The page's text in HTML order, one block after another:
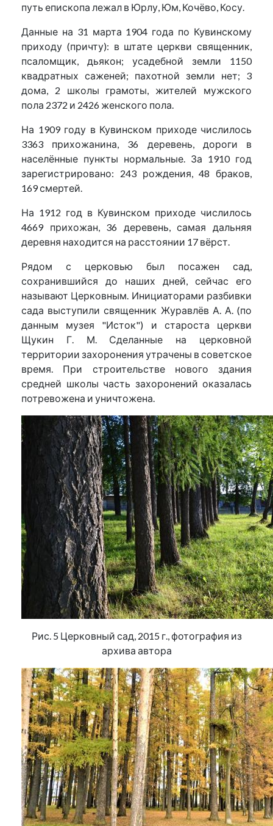
путь епископа лежал в Юрлу, Юм, Кочёво, Косу.
Данные на 31 марта 1904 года по Кувинскому
приходу (причту): в штате церкви священник,
псаломщик, дьякон; усадебной земли 1150
квадратных саженей; пахотной земли нет; 3
дома, 2 школы грамоты, жителей мужского
пола 2372 и 2426 женского пола.
На 1909 году в Кувинском приходе числилось
3363 прихожанина, 36 деревень, дороги в
населённые пункты нормальные. За 1910 год
зарегистрировано: 243 рождения, 48 браков,
169 смертей.
На 1912 год в Кувинском приходе числилось
4669 прихожан, 36 деревень, самая дальняя
деревня находится на расстоянии 17 вёрст.
Рядом с церковью был посажен сад,
сохранившийся до наших дней, сейчас его
называют Церковным. Инициаторами разбивки
сада выступили священник Журавлёв А. А. (по
данным музея "Исток") и староста церкви
Щукин Г. М. Сделанные на церковной
территории захоронения утрачены в советское
время. При строительстве нового здания
средней школы часть захоронений оказалась
потревожена и уничтожена.
Рис. 5 Церковный сад, 2015 г., фотография из
архива автора